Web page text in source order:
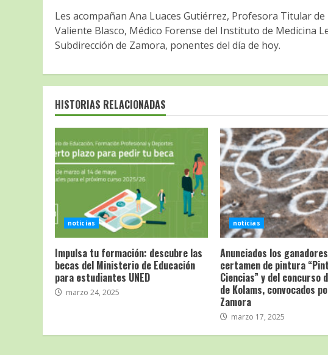
Les acompañan Ana Luaces Gutiérrez, Profesora Titular
Valiente Blasco, Médico Forense del Instituto de Medicina
Subdirección de Zamora, ponentes del día de hoy.
HISTORIAS RELACIONADAS
noticias
Impulsa tu formación: descubre las
becas del Ministerio de Educación
para estudiantes UNED
marzo 24, 2025
noticias
Anunciados los
certamen de pintura
Ciencias” y del concurso
de Kolams, convocados
Zamora
marzo 17, 2025